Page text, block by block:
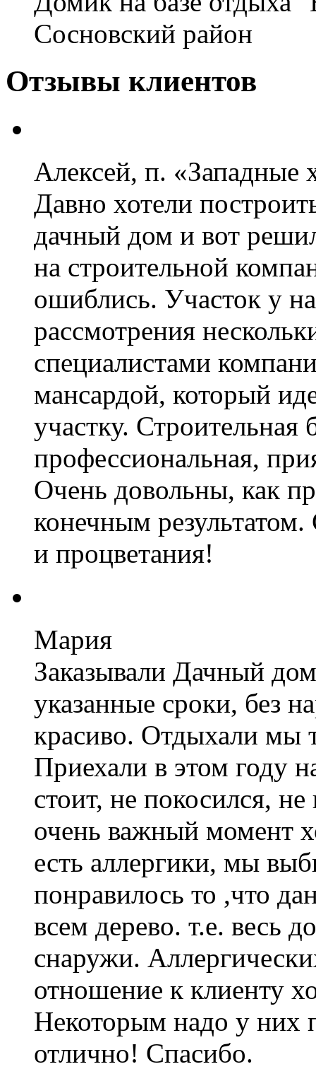
Сосновский район
Отзывы клиентов
Алексей, п. «Западные
Давно хотели
дачный дом и вот
на строительной
ошиблись. Участок у
рассмотрения
специалистами
мансардой, который
участку. Строительная
профессиональная,
Очень довольны, как
конечным
и процветания!
Мария
Заказывали Дачный
указанные сроки, без
красиво. Отдыхали мы
Приехали в этом году
стоит, не покосился,
очень важный момент
есть аллергики, мы
понравилось то ,что
всем дерево. т.е. весь
снаружи.
отношение к клиенту
Некоторым надо у них
отлично! Спасибо.